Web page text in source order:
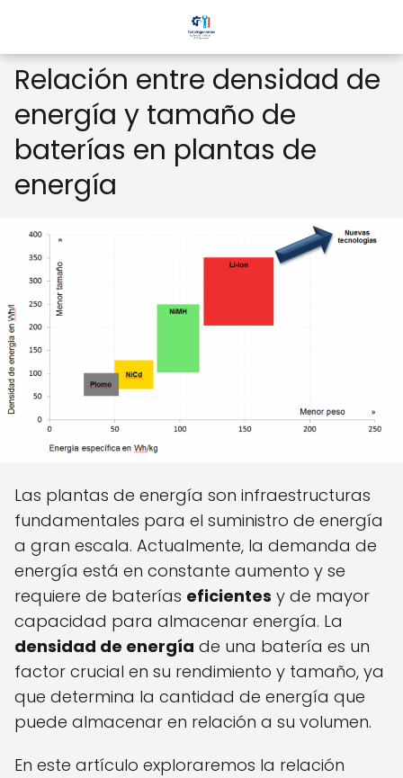
Relación entre densidad de
energía y tamaño de
baterías en plantas de
energía
Las plantas de energía son infraestructuras
fundamentales para el suministro de energía
a gran escala. Actualmente, la demanda de
energía está en constante aumento y se
requiere de baterías eficientes y de mayor
capacidad para almacenar energía. La
densidad de energía de una batería es un
factor crucial en su rendimiento y tamaño, ya
que determina la cantidad de energía que
puede almacenar en relación a su volumen.
En este artículo exploraremos la relación